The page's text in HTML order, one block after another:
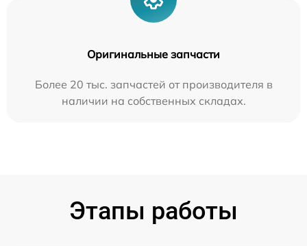
Оригинальные запчасти
Более 20 тыс. запчастей от производителя в
наличии на собственных складах.
Этапы работы